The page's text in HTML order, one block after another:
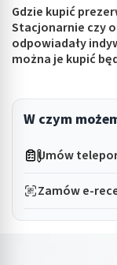
submenu: Sprzęt
submenu:
Gdzie kupić
Stacjonarnie czy
odpowiadały
można je kupić
W czym
Umów
Zamów e-